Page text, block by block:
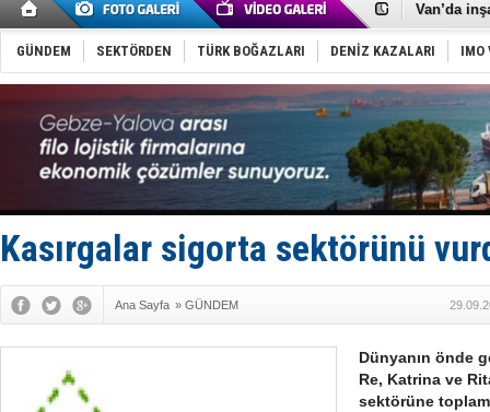
Van’da
ASEAN ilk
TAYK -
İstanbul
Tersane
İngiliz
FESCO,
DESE,
35 milyon
Yüzyıl
GÜNDEM SEKTÖRDEN TÜRK BOĞAZLARI DENİZ KAZALARI IMO
Kasırgalar sigorta sektörünü
Ana Sayfa » GÜNDEM
Dünyanın önde
Re, Katrina ve
sektörüne